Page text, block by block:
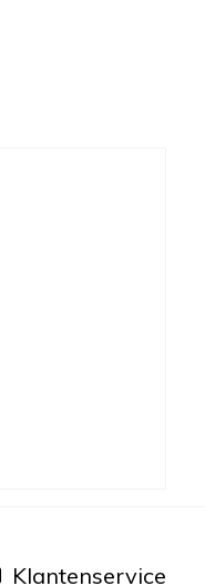
Klantenservice